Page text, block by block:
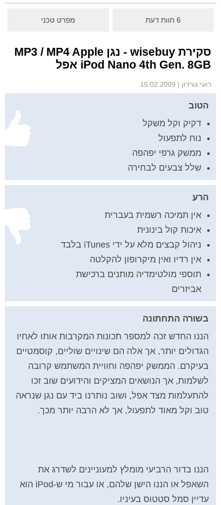
6 חוות דעת מפרט טכני
סקירת wisebuy - נגן MP3 / MP4 Apple
iPod Nano 4th Gen. 8GB אפל
רועי גורדון |
הטוב
דקיק וקל משקל
נוח לתפעול
ממשק גרפי יפהפה
שלל צבעים לבחירה
הרע
אין תמיכה רשמית בעברית
איכות קול בינונית
ניהול קבצים מלא על ידי iTunes בלבד
אין רדיו ואין מיקרופון להקלטה
תוספי מולטימדיה מותנים ברכישת
אביזרים
בשורה התחתונה
הננו החדש זכה למספר תכונות המקרבות אותו לאחיו
הגדולים יותר, אך אלה הם שינויים שוליים, קוסמטיים
בעיקרם. הממשק יפהפה וחוויית המשתמש קרובה
לשלמות, אך הנושאים המציקים והידועים שוב זכו
להתעלמות מצד אפל, ושוב נותרנו ביד עם נגן שנראה
טוב וקל מאוד לתפעול, אך לא הרבה יותר מכך.
הננו בדור הרביעי מומלץ למעוניינים לשדרג את
השאפל או הננו הישן שלהם, או עבור מי ש-iPod הוא
עדיין סמל סטטוס בעיניו.